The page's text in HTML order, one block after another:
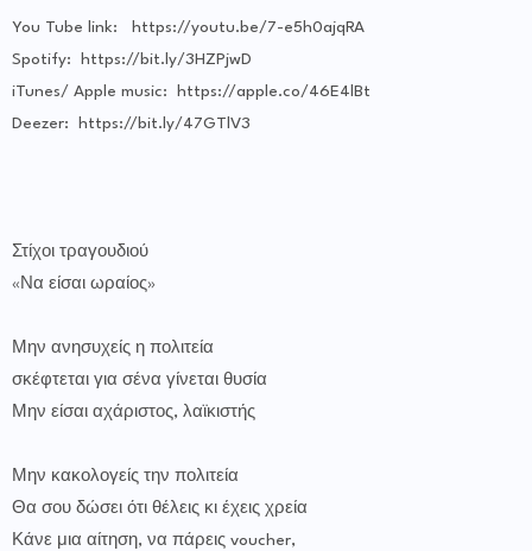
You Tube link: https://youtu.be/7-e5h0ajqRA
Spotify: https://bit.ly/3HZPjwD
iTunes/ Apple music: https://apple.co/46E4lBt
Deezer: https://bit.ly/47GTlV3
Στίχοι τραγουδιού
«Να είσαι ωραίος»
Μην ανησυχείς η πολιτεία
σκέφτεται για σένα γίνεται θυσία
Μην είσαι αχάριστος, λαϊκιστής
Μην κακολογείς την πολιτεία
Θα σου δώσει ότι θέλεις κι έχεις χρεία
Κάνε μια αίτηση, να πάρεις voucher,